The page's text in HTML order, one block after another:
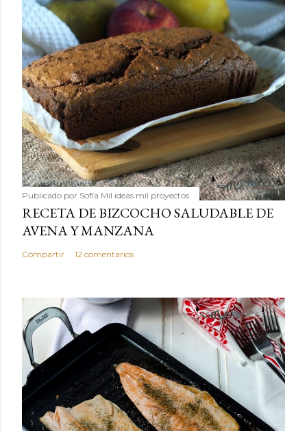
Publicado por Sofía Mil ideas mil proyectos
RECETA DE BIZCOCHO SALUDABLE DE
AVENA Y MANZANA
Compartir 12 comentarios